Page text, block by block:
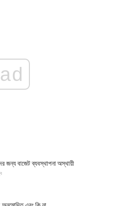
ad
জন্য বাজেট ব্যবস্থাপনা অস্থায়ী